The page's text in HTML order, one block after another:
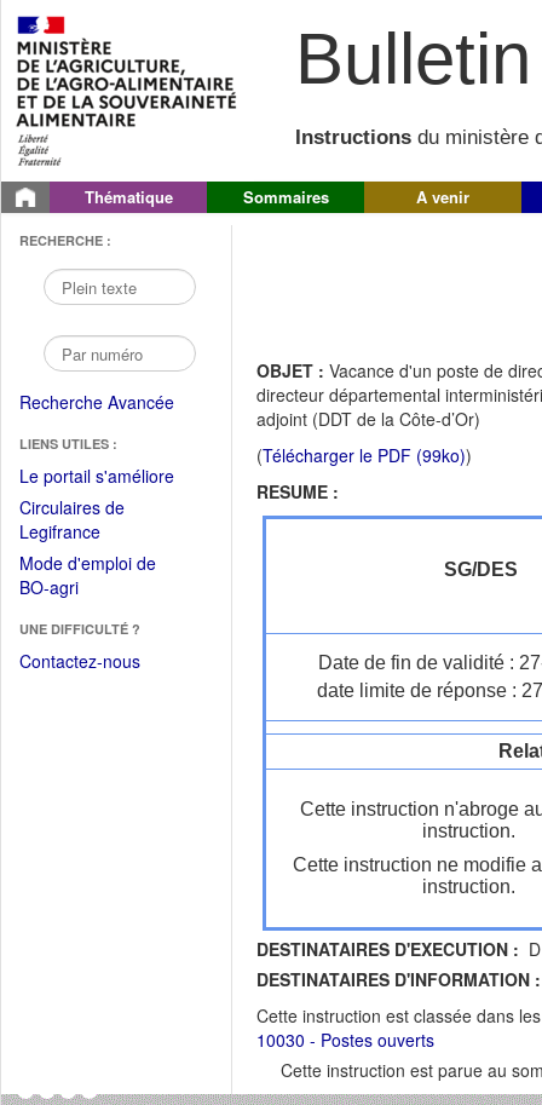
Instructions du ministère
Thématique Sommaires A venir
RECHERCHE :
Recherche Avancée
LIENS UTILES :
Le portail s'améliore(Fichier
Circulaires de
Legifrance(Ouvrir
dans
une
fenêtre)
Mode d'emploi de
BO-agri(Ouvrir
une
nouvelle
UNE DIFFICULTÉ ?
Contactez-nous
OBJET : Vacance d'un poste de
directeur départemental
adjoint (DDT de la Côte-d’Or)
(Télécharger le PDF (99ko))
RESUME :
SG/DES
Date de fin de validité :
date limite de réponse :
Cette instruction n'abroge
instruction.
Cette instruction ne modifie
instruction.
DESTINATAIRES D'EXECUTION :
DESTINATAIRES D'INFORMATION :
Cette instruction est classée dans
10030 - Postes ouverts
Cette instruction est parue au